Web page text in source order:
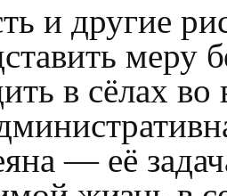
и другие
меру
в сёлах
— её